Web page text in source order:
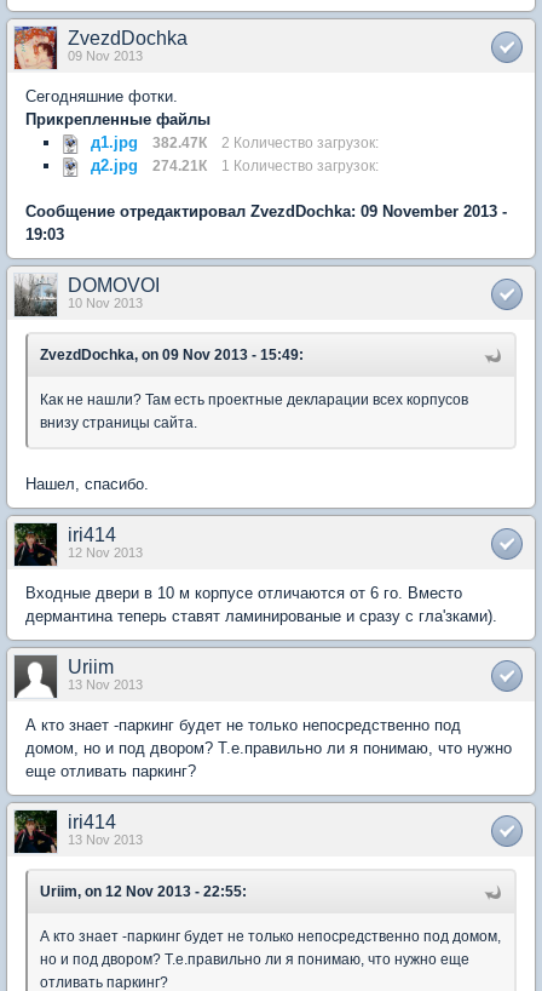
ZvezdDochka
09 Nov 2013
Сегодняшние фотки.
Прикрепленные файлы
д1.jpg
382.47К 2 Количество загрузок:
д2.jpg 274.21К 1 Количество загрузок:
Сообщение отредактировал ZvezdDochka: 09 November 2013 -
19:03
DOMOVOI
10 Nov 2013
ZvezdDochka, on 09 Nov 2013 - 15:49:
Как не нашли? Там есть проектные декларации всех корпусов
внизу страницы сайта.
Нашел, спасибо.
iri414
12 Nov 2013
Входные двери в 10 м корпусе отличаются от 6 го. Вместо
дермантина теперь ставят ламинированые и сразу с гла'зками).
Uriim
13 Nov 2013
А кто знает -паркинг будет не только непосредственно под
домом, но и под двором? Т.е.правильно ли я понимаю, что нужно
еще отливать паркинг?
iri414
13 Nov 2013
Uriim, on 12 Nov 2013 - 22:55:
А кто знает -паркинг будет не только непосредственно под домом,
но и под двором? Т.е.правильно ли я понимаю, что нужно еще
отливать паркинг?